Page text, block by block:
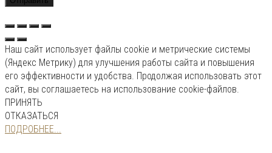
Наш сайт использует файлы cookie и метрические системы
(Яндекс Метрику) для улучшения работы сайта и повышения
его эффективности и удобства. Продолжая использовать этот
сайт, вы соглашаетесь на использование cookie-файлов.
ПРИНЯТЬ
ОТКАЗАТЬСЯ
ПОДРОБНЕЕ...